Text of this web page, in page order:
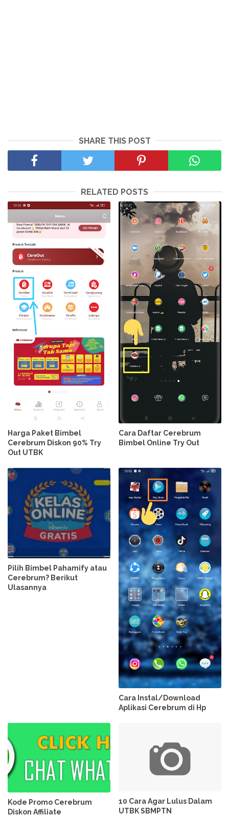
SHARE THIS POST
RELATED POSTS
Harga Paket Bimbel
Cerebrum Diskon 90% Try
Out UTBK
Cara Daftar Cerebrum
Bimbel Online Try Out
Pilih Bimbel Pahamify atau
Cerebrum? Berikut
Ulasannya
Cara Instal/Download
Aplikasi Cerebrum di Hp
Kode Promo Cerebrum
Diskon Affiliate
10 Cara Agar Lulus Dalam
UTBK SBMPTN